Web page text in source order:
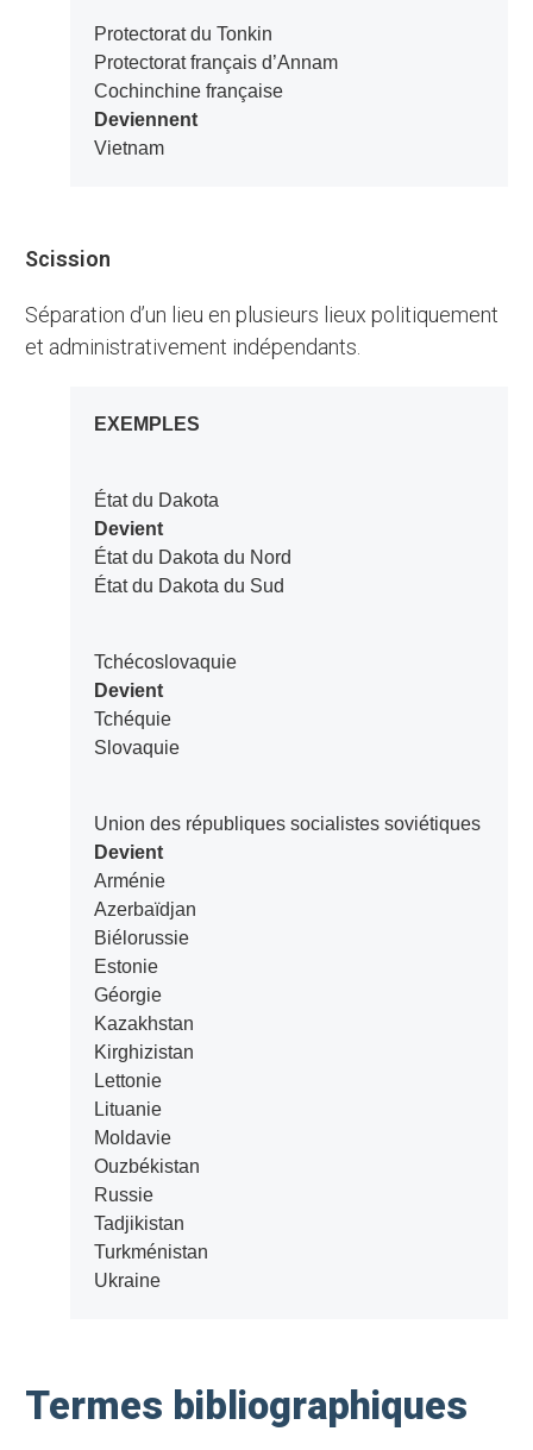
Protectorat du Tonkin
Protectorat français d’Annam
Cochinchine française
Deviennent
Vietnam
Scission
Séparation d’un lieu en plusieurs lieux politiquement
et administrativement indépendants.
EXEMPLES
État du Dakota
Devient
État du Dakota du Nord
État du Dakota du Sud
Tchécoslovaquie
Devient
Tchéquie
Slovaquie
Union des républiques socialistes soviétiques
Devient
Arménie
Azerbaïdjan
Biélorussie
Estonie
Géorgie
Kazakhstan
Kirghizistan
Lettonie
Lituanie
Moldavie
Ouzbékistan
Russie
Tadjikistan
Turkménistan
Ukraine
Termes bibliographiques